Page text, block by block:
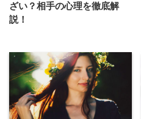
ざい？相手の心理を徹底解
説！